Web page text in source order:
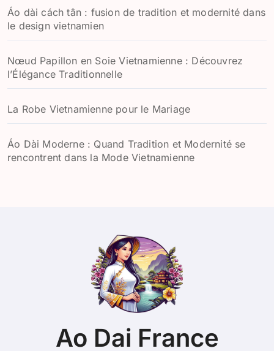
Áo dài cách tân : fusion de tradition et modernité dans
le design vietnamien
Nœud Papillon en Soie Vietnamienne : Découvrez
l’Élégance Traditionnelle
La Robe Vietnamienne pour le Mariage
Áo Dài Moderne : Quand Tradition et Modernité se
rencontrent dans la Mode Vietnamienne
Ao Dai France